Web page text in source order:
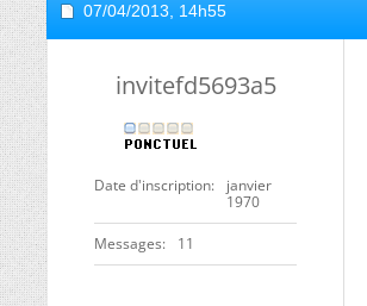
07/04/2013, 14h55
invitefd5693a5
Date d'inscription
janvier
1970
Messages 11